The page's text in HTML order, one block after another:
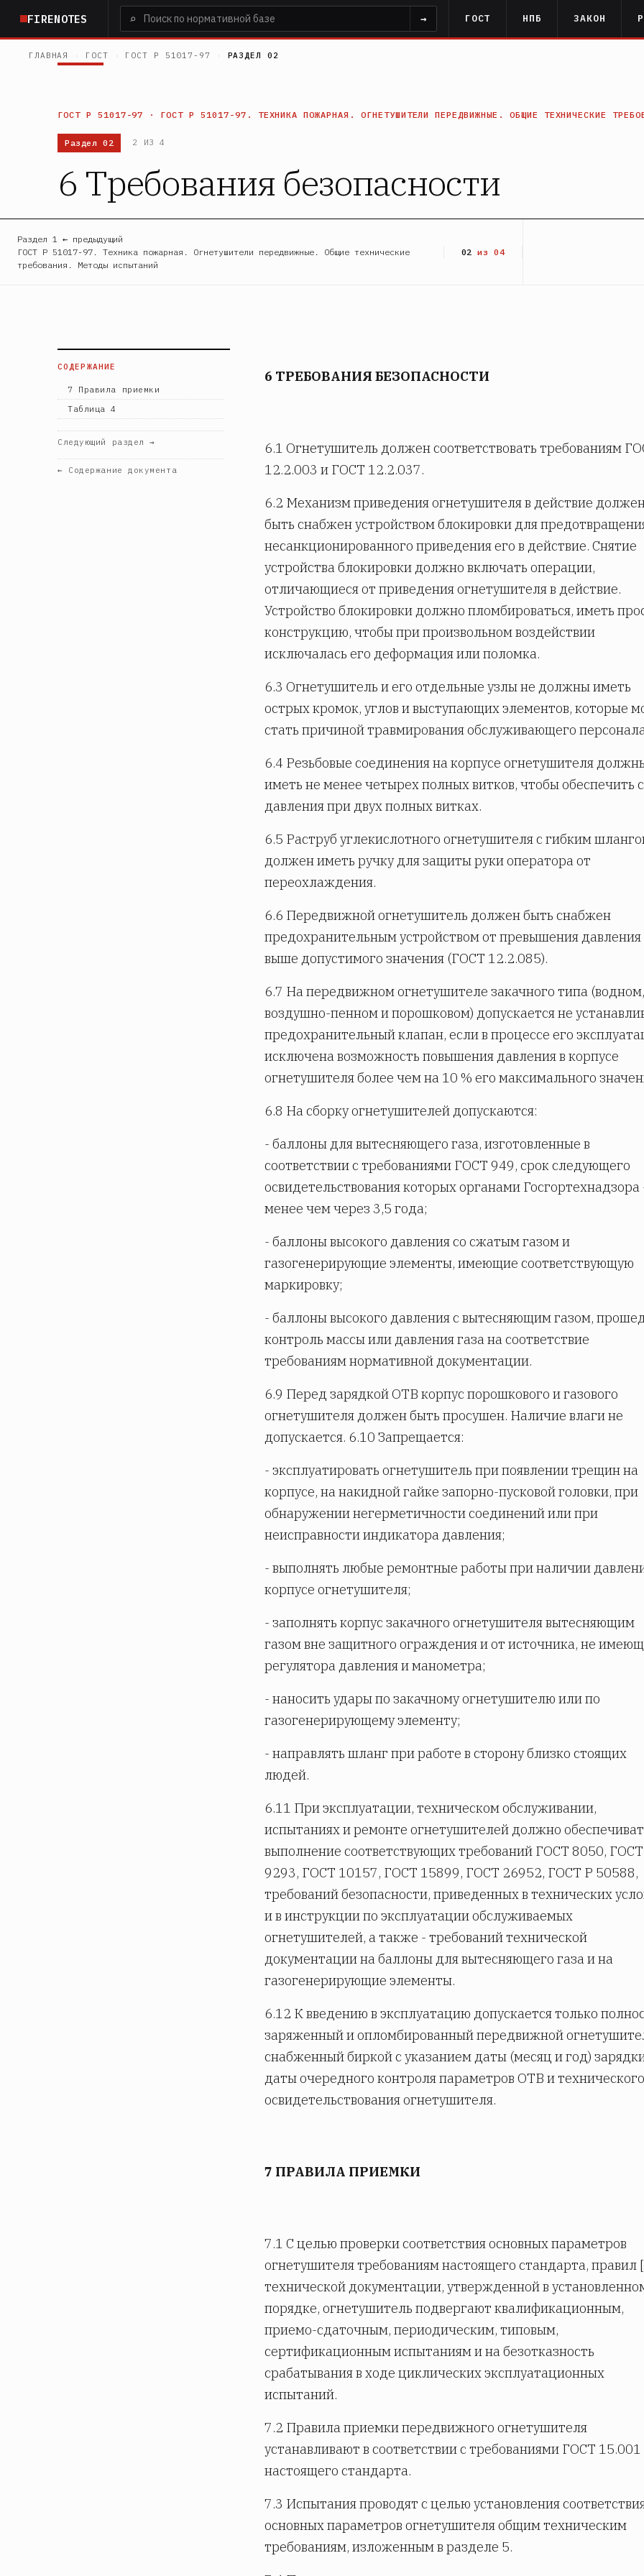
основному
содержанию
FIRENOTES ⌕ → ГОСТ НПБ ЗАКОН
ГЛАВНАЯ ГОСТ ГОСТ Р 51017-97 РАЗДЕЛ 02
ГОСТ Р 51017-97 · ГОСТ Р 51017-97. ТЕХНИКА ПОЖАРНАЯ. ОГНЕТУШИТЕЛИ ПЕРЕДВИЖНЫЕ. ОБЩИЕ ТЕХНИЧЕСКИЕ
Раздел 02 2 ИЗ 4
6 Требования безопасности
Раздел 1 ← предыдущий
ГОСТ Р 51017-97. Техника пожарная. Огнетушители передвижные. Общие технические
требования. Методы испытаний
02 из 04
СОДЕРЖАНИЕ
7 Правила приемки
Таблица 4
Следующий раздел →
← Содержание документа
6 ТРЕБОВАНИЯ БЕЗОПАСНОСТИ
6.1 Огнетушитель должен соответствовать требованиям
12.2.003 и ГОСТ 12.2.037.
6.2 Механизм приведения огнетушителя в действие
быть снабжен устройством блокировки для
несанкционированного приведения его в действие. Снятие
устройства блокировки должно включать операции,
отличающиеся от приведения огнетушителя в действие.
Устройство блокировки должно пломбироваться, иметь
конструкцию, чтобы при произвольном воздействии
исключалась его деформация или поломка.
6.3 Огнетушитель и его отдельные узлы не должны иметь
острых кромок, углов и выступающих элементов, которые
стать причиной травмирования обслуживающего
6.4 Резьбовые соединения на корпусе огнетушителя
иметь не менее четырех полных витков, чтобы обеспечить
давления при двух полных витках.
6.5 Раструб углекислотного огнетушителя с гибким
должен иметь ручку для защиты руки оператора от
переохлаждения.
6.6 Передвижной огнетушитель должен быть снабжен
предохранительным устройством от превышения давления
выше допустимого значения (ГОСТ 12.2.085).
6.7 На передвижном огнетушителе закачного типа (водном,
воздушно-пенном и порошковом) допускается не
предохранительный клапан, если в процессе его
исключена возможность повышения давления в корпусе
огнетушителя более чем на 10 % его максимального
6.8 На сборку огнетушителей допускаются:
- баллоны для вытесняющего газа, изготовленные в
соответствии с требованиями ГОСТ 949, срок следующего
освидетельствования которых органами Госгортехнадзора
менее чем через 3,5 года;
- баллоны высокого давления со сжатым газом и
газогенерирующие элементы, имеющие соответствующую
маркировку;
- баллоны высокого давления с вытесняющим газом,
контроль массы или давления газа на соответствие
требованиям нормативной документации.
6.9 Перед зарядкой ОТВ корпус порошкового и газового
огнетушителя должен быть просушен. Наличие влаги не
допускается. 6.10 Запрещается:
- эксплуатировать огнетушитель при появлении трещин на
корпусе, на накидной гайке запорно-пусковой головки, при
обнаружении негерметичности соединений или при
неисправности индикатора давления;
- выполнять любые ремонтные работы при наличии
корпусе огнетушителя;
- заполнять корпус закачного огнетушителя вытесняющим
газом вне защитного ограждения и от источника, не
регулятора давления и манометра;
- наносить удары по закачному огнетушителю или по
газогенерирующему элементу;
- направлять шланг при работе в сторону близко стоящих
людей.
6.11 При эксплуатации, техническом обслуживании,
испытаниях и ремонте огнетушителей должно
выполнение соответствующих требований ГОСТ 8050, ГОСТ
9293, ГОСТ 10157, ГОСТ 15899, ГОСТ 26952, ГОСТ Р 50588,
требований безопасности, приведенных в технических
и в инструкции по эксплуатации обслуживаемых
огнетушителей, а также - требований технической
документации на баллоны для вытесняющего газа и на
газогенерирующие элементы.
6.12 К введению в эксплуатацию допускается только
заряженный и опломбированный передвижной
снабженный биркой с указанием даты (месяц и год)
даты очередного контроля параметров ОТВ и технического
освидетельствования огнетушителя.
7 ПРАВИЛА ПРИЕМКИ
7.1 С целью проверки соответствия основных параметров
огнетушителя требованиям настоящего стандарта, правил
технической документации, утвержденной в
порядке, огнетушитель подвергают квалификационным,
приемо-сдаточным, периодическим, типовым,
сертификационным испытаниям и на безотказность
срабатывания в ходе циклических эксплуатационных
испытаний.
7.2 Правила приемки передвижного огнетушителя
устанавливают в соответствии с требованиями ГОСТ 15.001
настоящего стандарта.
7.3 Испытания проводят с целью установления
основных параметров огнетушителя общим техническим
требованиям, изложенным в разделе 5.